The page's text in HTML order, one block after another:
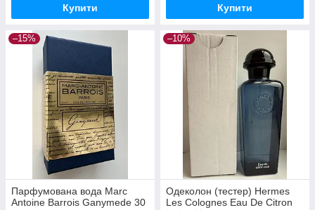
Купити Купити
–15%
Парфумована вода Marc
Antoine Barrois Ganymede 30
–10%
Одеколон (тестер) Hermes
Les Colognes Eau De Citron